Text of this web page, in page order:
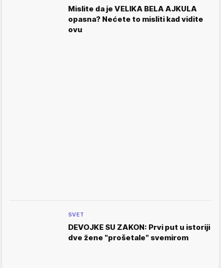
Mislite da je VELIKA BELA AJKULA
opasna? Nećete to misliti kad vidite
ovu
SVET
DEVOJKE SU ZAKON: Prvi put u istoriji
dve žene "prošetale" svemirom